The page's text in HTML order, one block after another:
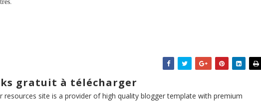
gratuit à télécharger
resources site is a provider of high quality blogger template with premium